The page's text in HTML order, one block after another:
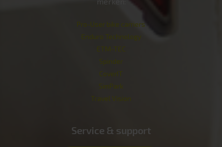
Pro-User bike carriers
Enduro Technology
ETM-TEC
Spinder
CoverIT
SimPark
Travel Vision
Service & support